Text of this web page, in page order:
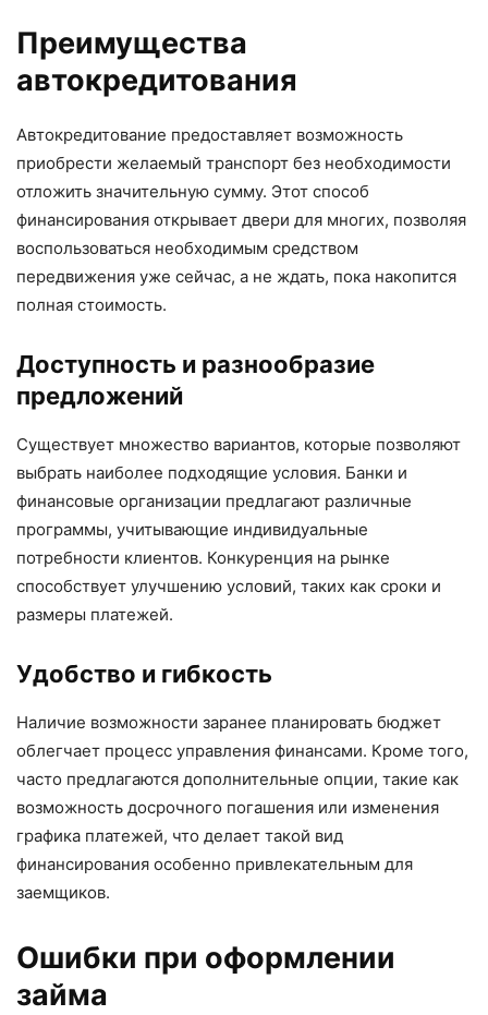
Преимущества
автокредитования
Автокредитование предоставляет возможность
приобрести желаемый транспорт без необходимости
отложить значительную сумму. Этот способ
финансирования открывает двери для многих, позволяя
воспользоваться необходимым средством
передвижения уже сейчас, а не ждать, пока накопится
полная стоимость.
Доступность и разнообразие
предложений
Существует множество вариантов, которые позволяют
выбрать наиболее подходящие условия. Банки и
финансовые организации предлагают различные
программы, учитывающие индивидуальные
потребности клиентов. Конкуренция на рынке
способствует улучшению условий, таких как сроки и
размеры платежей.
Удобство и гибкость
Наличие возможности заранее планировать бюджет
облегчает процесс управления финансами. Кроме того,
часто предлагаются дополнительные опции, такие как
возможность досрочного погашения или изменения
графика платежей, что делает такой вид
финансирования особенно привлекательным для
заемщиков.
Ошибки при оформлении
займа